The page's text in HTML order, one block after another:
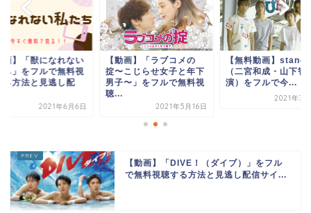
画】「ラブコメの
こじらせ女子と年下
〜」をフルで無料視
2021年5月16日
【無料動画】standup!!
（二宮和成・山下智久出
演）をフルで今...
【動画】「獣になれ
私たち」をフルで無
聴する方法と見逃し
【動画】「DIVE！（ダイブ）」をフル
で無料視聴する方法と見逃し配信サイ...